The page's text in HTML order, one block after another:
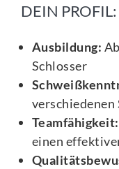
DEIN PROFIL:
Ausbildung:
Schlosser
Teamfähigkeit:
einen